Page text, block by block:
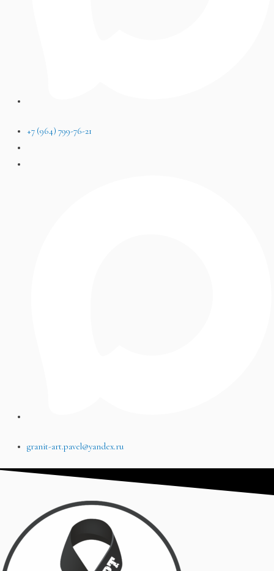
+7 (964) 799-76-21
granit-art.pavel@yandex.ru